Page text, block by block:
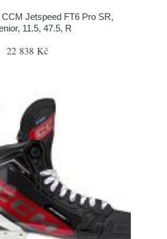
Jetspeed FT6 Pro SR,
11.5, 47.5, R
22 838 Kč